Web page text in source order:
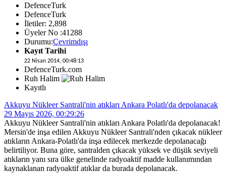
DefenceTurk
DefenceTurk
İletiler: 2,898
Üyeler No :41288
Durumu:Çevrimdışı
Kayıt Tarihi
22 Nisan 2014, 00:48:13
DefenceTurk.com
Ruh Halim
Kayıtlı
Akkuyu Nükleer Santrali'nin atıkları Ankara Polatlı'da depolanacak
29 Mayıs 2026, 00:29:26
Akkuyu Nükleer Santrali'nin atıkları Ankara Polatlı'da depolanacak!
Mersin'de inşa edilen Akkuyu Nükleer Santrali'nden çıkacak nükleer
atıkların Ankara-Polatlı'da inşa edilecek merkezde depolanacağı
belirtiliyor. Buna göre, santralden çıkacak yüksek ve düşük seviyeli
atıkların yanı sıra ülke genelinde radyoaktif madde kullanımından
kaynaklanan radyoaktif atıklar da burada depolanacak.